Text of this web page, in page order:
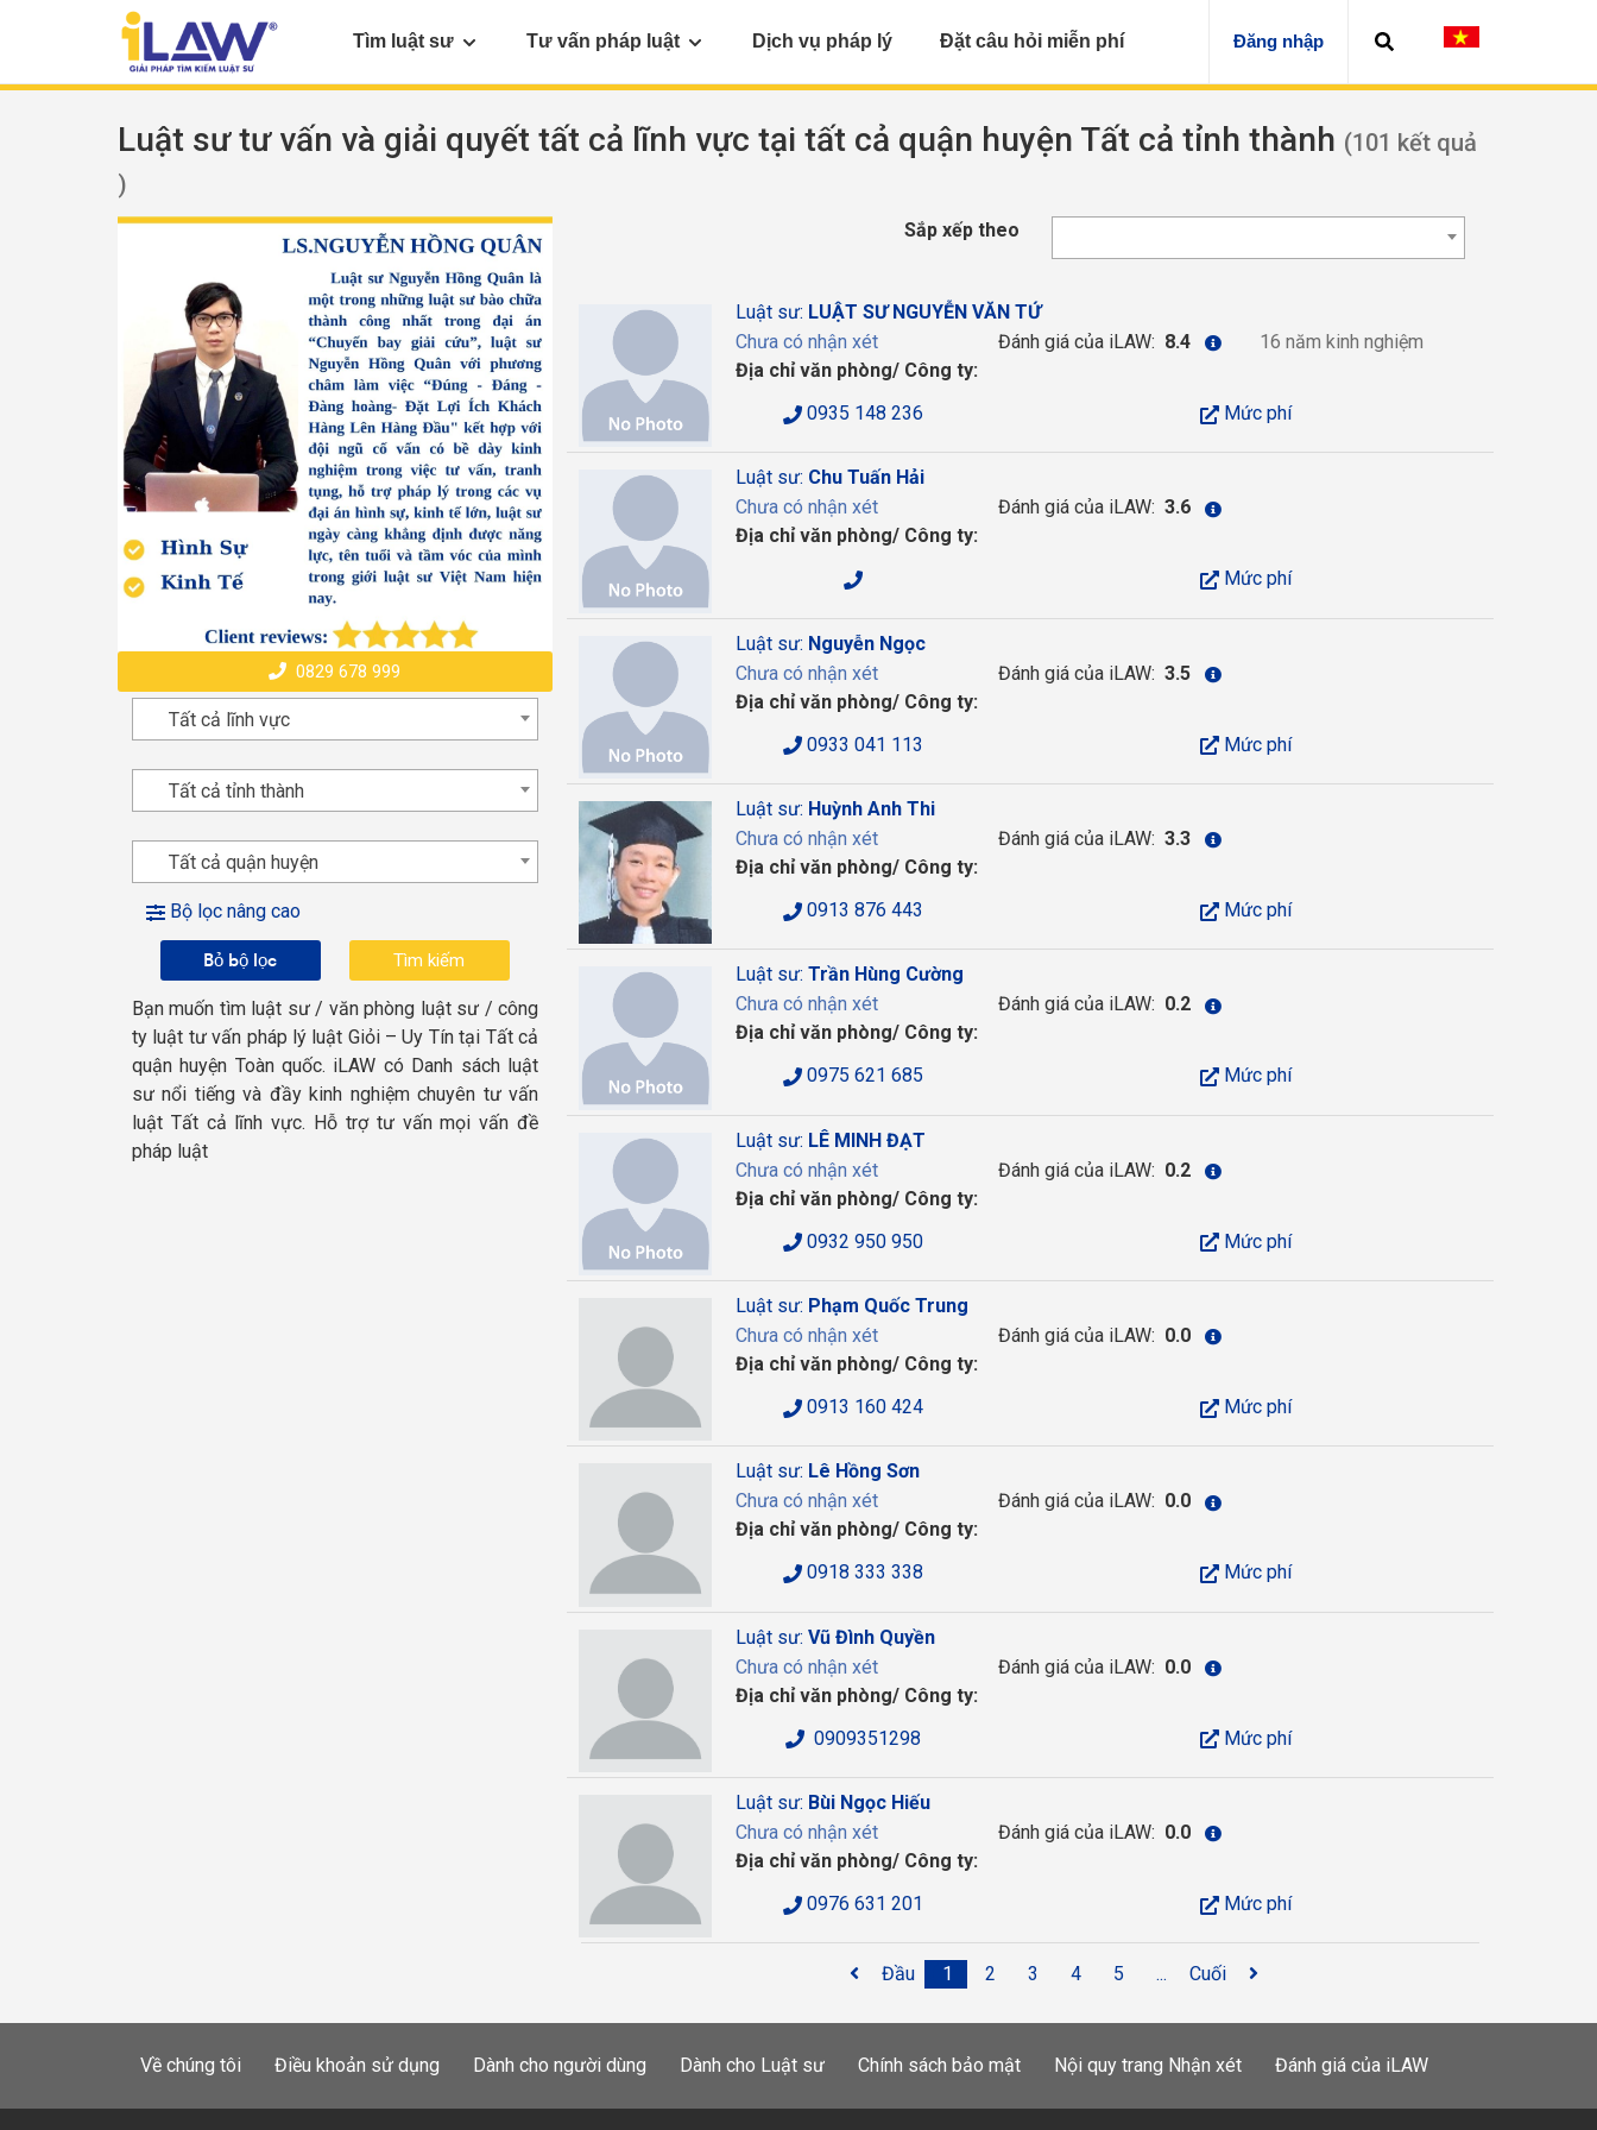
Tìm luật sư Tư vấn pháp luật Dịch vụ pháp lý Đặt câu hỏi miễn phí Đăng nhập
Luật sư tư vấn và giải quyết tất cả lĩnh vực tại tất cả quận huyện Tất cả tỉnh thành (101 kết quả
)
Sắp xếp theo
0829 678 999
Tất cả lĩnh vực
Tất cả tỉnh thành
Tất cả quận huyện
Bộ lọc nâng cao
Bỏ bộ lọc
Bạn muốn tìm luật sư / văn phòng luật sư / công
ty luật tư vấn pháp lý luật Giỏi – Uy Tín tại Tất cả
quận huyện Toàn quốc. iLAW có Danh sách luật
sư nổi tiếng và đầy kinh nghiệm chuyên tư vấn
luật Tất cả lĩnh vực. Hỗ trợ tư vấn mọi vấn đề
pháp luật
Luật sư: LUẬT SƯ NGUYỄN VĂN TỨ
Chưa có nhận xét
Đánh giá của iLAW: 8.4
16 năm kinh nghiệm
Địa chỉ văn phòng/ Công ty:
0935 148 236
Mức phí
Luật sư: Chu Tuấn Hải
Chưa có nhận xét
Đánh giá của iLAW: 3.6
Địa chỉ văn phòng/ Công ty:
Mức phí
Luật sư: Nguyễn Ngọc
Chưa có nhận xét
Đánh giá của iLAW: 3.5
Địa chỉ văn phòng/ Công ty:
0933 041 113
Mức phí
Luật sư: Huỳnh Anh Thi
Chưa có nhận xét
Đánh giá của iLAW: 3.3
Địa chỉ văn phòng/ Công ty:
0913 876 443
Mức phí
Luật sư: Trần Hùng Cường
Chưa có nhận xét
Đánh giá của iLAW: 0.2
Địa chỉ văn phòng/ Công ty:
0975 621 685
Mức phí
Luật sư: LÊ MINH ĐẠT
Chưa có nhận xét
Đánh giá của iLAW: 0.2
Địa chỉ văn phòng/ Công ty:
0932 950 950
Mức phí
Luật sư: Phạm Quốc Trung
Chưa có nhận xét
Đánh giá của iLAW: 0.0
Địa chỉ văn phòng/ Công ty:
0913 160 424
Mức phí
Luật sư: Lê Hồng Sơn
Chưa có nhận xét
Đánh giá của iLAW: 0.0
Địa chỉ văn phòng/ Công ty:
0918 333 338
Mức phí
Luật sư: Vũ Đình Quyền
Chưa có nhận xét
Đánh giá của iLAW: 0.0
Địa chỉ văn phòng/ Công ty:
0909351298
Mức phí
Luật sư: Bùi Ngọc Hiếu
Chưa có nhận xét
Đánh giá của iLAW: 0.0
Địa chỉ văn phòng/ Công ty:
0976 631 201
Mức phí
Đầu 1 2 3 4 5 ... Cuối
Về chúng tôi Điều khoản sử dụng Dành cho người dùng Dành cho Luật sư Chính sách bảo mật Nội quy trang Nhận xét Đánh giá của iLAW